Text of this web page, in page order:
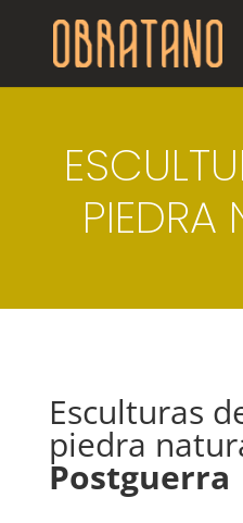
PIEDRA
Esculturas
piedra
Postguerra